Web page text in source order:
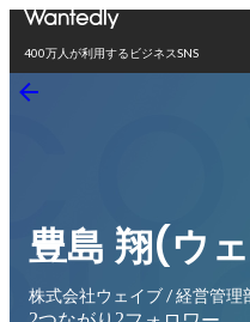
400万人が利用するビジネスSNS
豊島 翔(ウ
株式会社ウェイブ / 経営管理